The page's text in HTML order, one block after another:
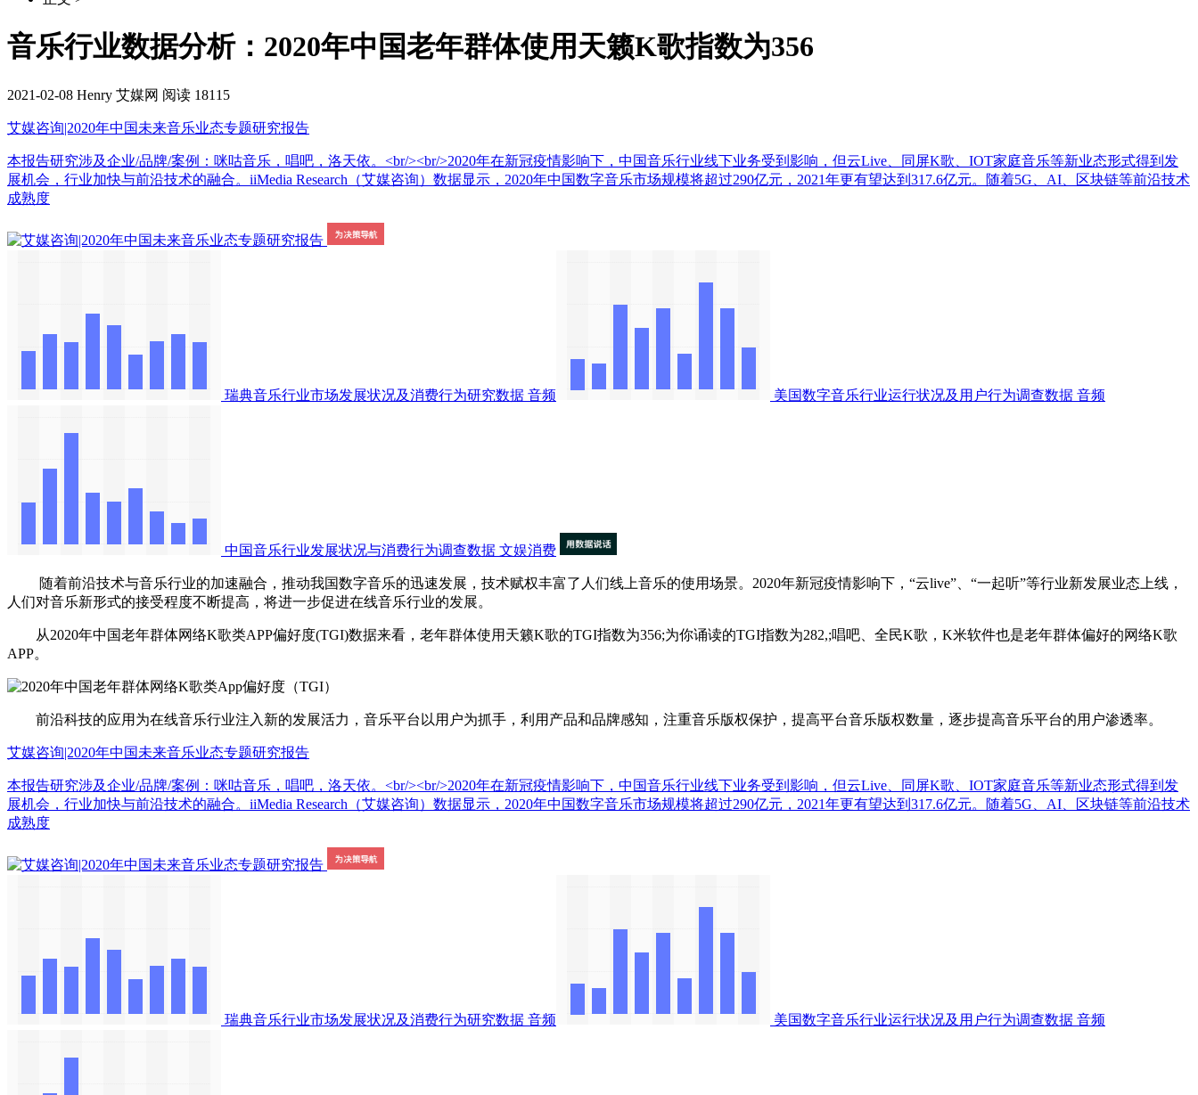
音乐行业数据分析：2020年中国老年群体使用天籁K歌指数为356
2021-02-08 Henry 艾媒网 阅读 18115
艾媒咨询|2020年中国未来音乐业态专题研究报告
本报告研究涉及企业/品牌/案例：咪咕音乐，唱吧，洛天依。<br/><br/>2020年在新冠疫情影响下，中国音乐行业线下业务受到影响，但云Live、同屏K歌、IOT家庭音乐等新业态形式得到发
展机会，行业加快与前沿技术的融合。iiMedia Research（艾媒咨询）数据显示，2020年中国数字音乐市场规模将超过290亿元，2021年更有望达到317.6亿元。随着5G、AI、区块链等前沿技术
成熟度
瑞典音乐行业市场发展状况及消费行为研究数据 音频 美国数字音乐行业运行状况及用户行为调查数据 音频
中国音乐行业发展状况与消费行为调查数据 文娱消费
随着前沿技术与音乐行业的加速融合，推动我国数字音乐的迅速发展，技术赋权丰富了人们线上音乐的使用场景。2020年新冠疫情影响下，“云live”、“一起听”等行业新发展业态上线，
人们对音乐新形式的接受程度不断提高，将进一步促进在线音乐行业的发展。
从2020年中国老年群体网络K歌类APP偏好度(TGI)数据来看，老年群体使用天籁K歌的TGI指数为356;为你诵读的TGI指数为282,;唱吧、全民K歌，K米软件也是老年群体偏好的网络K歌
APP。
前沿科技的应用为在线音乐行业注入新的发展活力，音乐平台以用户为抓手，利用产品和品牌感知，注重音乐版权保护，提高平台音乐版权数量，逐步提高音乐平台的用户渗透率。
艾媒咨询|2020年中国未来音乐业态专题研究报告
本报告研究涉及企业/品牌/案例：咪咕音乐，唱吧，洛天依。<br/><br/>2020年在新冠疫情影响下，中国音乐行业线下业务受到影响，但云Live、同屏K歌、IOT家庭音乐等新业态形式得到发
展机会，行业加快与前沿技术的融合。iiMedia Research（艾媒咨询）数据显示，2020年中国数字音乐市场规模将超过290亿元，2021年更有望达到317.6亿元。随着5G、AI、区块链等前沿技术
成熟度
瑞典音乐行业市场发展状况及消费行为研究数据 音频 美国数字音乐行业运行状况及用户行为调查数据 音频